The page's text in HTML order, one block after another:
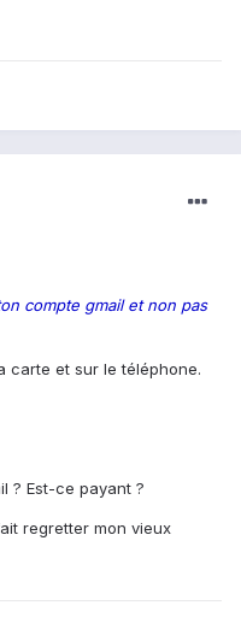
compte gmail et non pas
carte et sur le téléphone.
? Est-ce payant ?
regretter mon vieux